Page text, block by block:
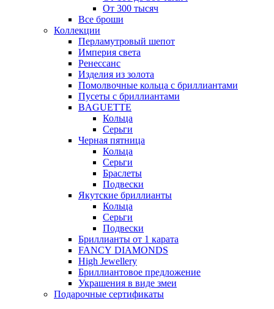
От 300 тысяч
Все броши
Коллекции
Перламутровый шепот
Империя света
Ренессанс
Изделия из золота
Помолвочные кольца с бриллиантами
Пусеты с бриллиантами
BAGUETTE
Кольца
Серьги
Черная пятница
Кольца
Серьги
Браслеты
Подвески
Якутские бриллианты
Кольца
Серьги
Подвески
Бриллианты от 1 карата
FANCY DIAMONDS
High Jewellery
Бриллиантовое предложение
Украшения в виде змеи
Подарочные сертификаты